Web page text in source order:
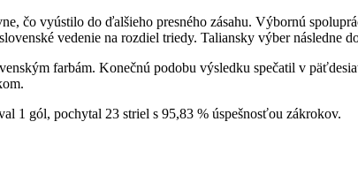
čo vyústilo do ďalšieho presného zásahu. Výbornú
vedenie na rozdiel triedy. Taliansky výber následne
farbám. Konečnú podobu výsledku spečatil v
1 gól, pochytal 23 striel s 95,83 % úspešnosťou zákrokov.